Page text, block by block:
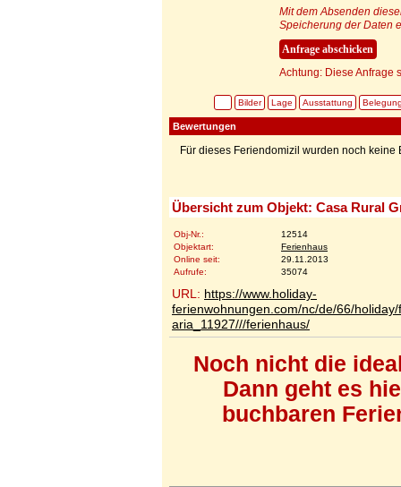
Mit dem Absenden
Speicherung der Daten
Achtung: Diese Anfrage
Bilder Lage Ausstattung
Bewertungen
Für dieses Feriendomizil wurden noch
Übersicht zum Objekt: Casa Rural
Obj-Nr.:
12514
Objektart:
Ferienhaus
Online seit:
29.11.2013
Aufrufe:
35074
URL: https://www.holiday-
ferienwohnungen.com/nc/de/66/
aria_11927///ferienhaus/
Noch nicht die
Dann geht es
buchbaren